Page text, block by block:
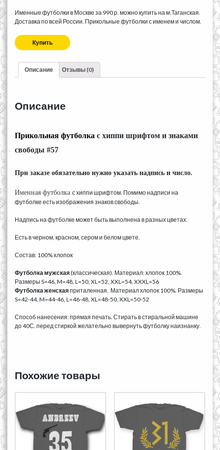
Именные футболки в Москве за 990 р. можно купить на м.Таганская.
Доставка по всей России. Прикольные футболки с именем и числом.
Купить
Описание Отзывы (0)
Описание
Прикольная футболка с хиппи шрифтом и знаками
свободы #57
При заказе обязательно нужно указать надпись и число.
Именная футболка с хиппи шрифтом. Помимо надписи на
футболке есть изображения знаков свободы.
Надпись на футболке может быть выполнена в разных цветах.
Есть в черном, красном, сером и белом цвете.
Состав: 100% хлопок
Футболка мужская(классическая). Материал: хлопок 100%.
Размеры S=46, M=48, L=50, XL=52, XXL=54, XXXL=56
Футболка женскаяприталенная. Материал хлопок 100%. Размеры
S=42-44, M=44-46, L=46-48, XL=48-50, XXL=50-52
Способ нанесения: прямая печать. Стирать в стиральной машине
до 40С. перед стиркой желательно вывернуть футболку наизнанку.
Похожие товары